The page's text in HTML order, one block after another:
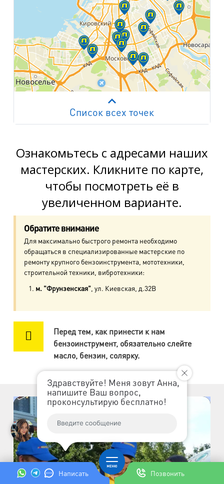
Написать Позвонить
Здравствуйте! Меня зовут Анна,
напишите Ваш вопрос,
проконсультирую бесплатно!
пр. Просвещения, д.20
м. Пр. Ветеранов
пр. Ветеранов, д.9
м. Ул. Дыбенко
м. Комендантский пр.
пр. Авиаконструкторов, д.4
м. Приморская
пр. Науки, д.8, к.1
м. Озерки, м. Пр. Просвещения
пр. Луначарского, д.56, к.1
м. Автово
пр. Маршала Жукова, д.35, к.3
пр. Елизарова, д.36
м. Международная
Работает на API 2ГИС
Лицензионное соглашение
Список всех точек
Ознакомьтесь с адресами наших
мастерских. Кликните по карте,
чтобы посмотреть её в
увеличенном варианте.
Обратите внимание
Для максимально быстрого ремонта необходимо
обращаться в специализированные мастерские по
ремонту крупного бензоинструмента, мототехники,
строительной техники, вибротехники:
м. "Фрунзенская" , ул. Киевская, д.32В
Перед тем, как принести к нам
бензоинструмент, обязательно слейте
масло, бензин, солярку.